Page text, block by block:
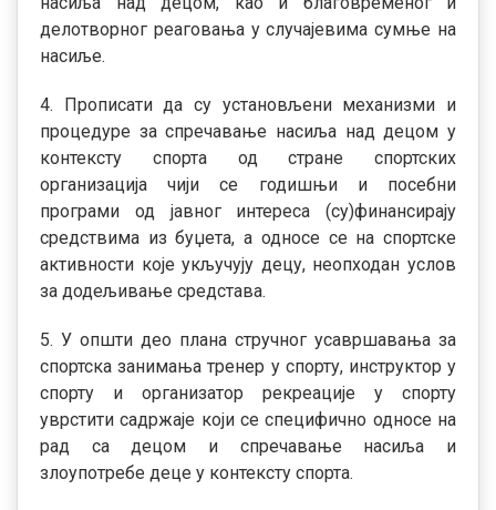
делотворног реаговања у случајевима сумње на
насиље.
4. Прописати да су установљени механизми и
процедуре за спречавање насиља над децом у
контексту спорта од стране спортских
организација чији се годишњи и посебни
програми од јавног интереса (су)финансирају
средствима из буџета, а односе се на спортске
активности које укључују децу, неопходан услов
за додељивање средстава.
5. У општи део плана стручног усавршавања за
спортска занимања тренер у спорту, инструктор у
спорту и организатор рекреације у спорту
уврстити садржаје који се специфично односе на
рад са децом и спречавање насиља и
злоупотребе деце у контексту спорта.